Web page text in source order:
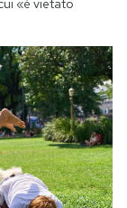
«è vietato